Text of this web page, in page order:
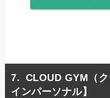
CLOUD GYM（
インパーソナル】